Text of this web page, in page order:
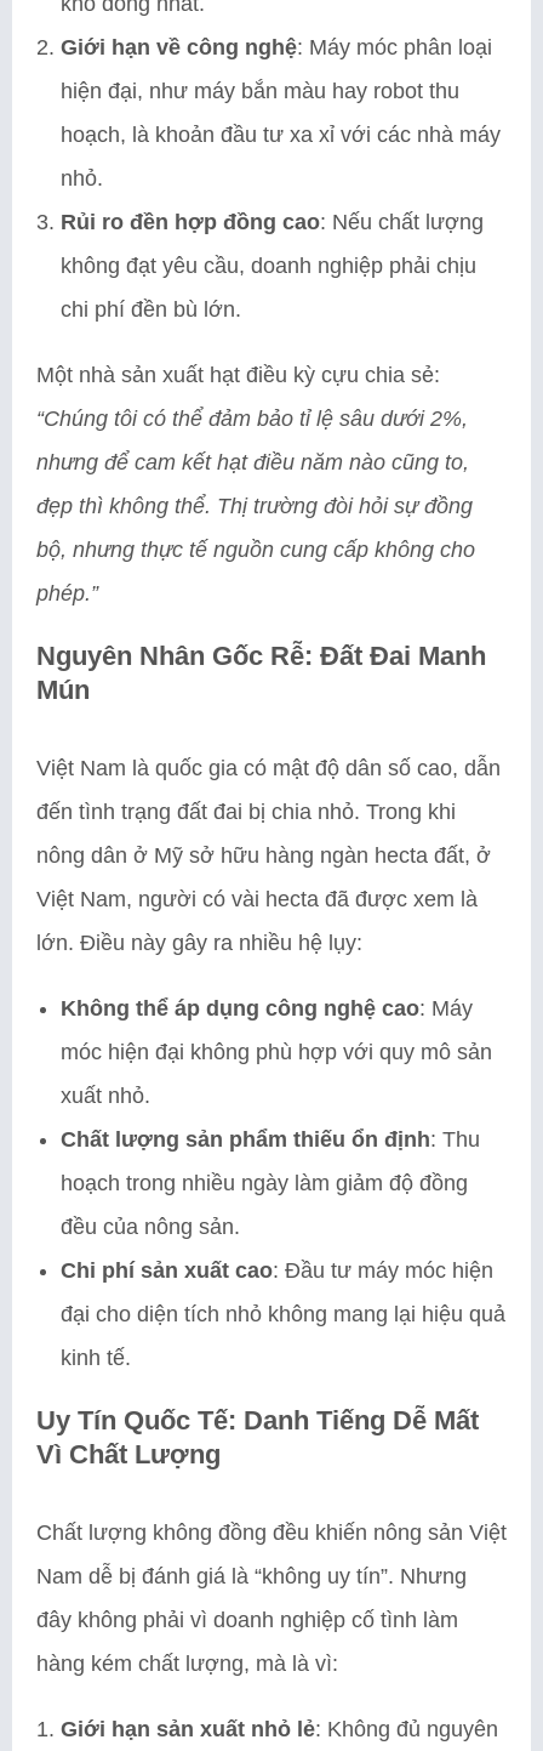
Giới hạn về công nghệ: Máy móc phân loại
hiện đại, như máy bắn màu hay robot thu
hoạch, là khoản đầu tư xa xỉ với các nhà máy
nhỏ.
Rủi ro đền hợp đồng cao: Nếu chất lượng
không đạt yêu cầu, doanh nghiệp phải chịu
chi phí đền bù lớn.
Một nhà sản xuất hạt điều kỳ cựu chia sẻ:
“Chúng tôi có thể đảm bảo tỉ lệ sâu dưới 2%,
nhưng để cam kết hạt điều năm nào cũng to,
đẹp thì không thể. Thị trường đòi hỏi sự đồng
bộ, nhưng thực tế nguồn cung cấp không cho
phép.”
Nguyên Nhân Gốc Rễ: Đất Đai Manh
Mún
Việt Nam là quốc gia có mật độ dân số cao, dẫn
đến tình trạng đất đai bị chia nhỏ. Trong khi
nông dân ở Mỹ sở hữu hàng ngàn hecta đất, ở
Việt Nam, người có vài hecta đã được xem là
lớn. Điều này gây ra nhiều hệ lụy:
Không thể áp dụng công nghệ cao: Máy
móc hiện đại không phù hợp với quy mô sản
xuất nhỏ.
Chất lượng sản phẩm thiếu ổn định: Thu
hoạch trong nhiều ngày làm giảm độ đồng
đều của nông sản.
Chi phí sản xuất cao: Đầu tư máy móc hiện
đại cho diện tích nhỏ không mang lại hiệu quả
kinh tế.
Uy Tín Quốc Tế: Danh Tiếng Dễ Mất
Vì Chất Lượng
Chất lượng không đồng đều khiến nông sản Việt
Nam dễ bị đánh giá là “không uy tín”. Nhưng
đây không phải vì doanh nghiệp cố tình làm
hàng kém chất lượng, mà là vì:
Giới hạn sản xuất nhỏ lẻ: Không đủ nguyên